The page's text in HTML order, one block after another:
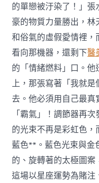
的單戀被汙染了！」
豪的物質力量勝出，
和俗氣的虛假愛情裡
看向那機器，還剩下醫
的「情緒燃料」口。
上，那張寫著「我就
去。他必須用自己最
「霸氣」！調節器再
的光束不再是彩虹色
藍色**。藍色光束與金
的、旋轉著的太極圖案
這場以星座運勢為賭